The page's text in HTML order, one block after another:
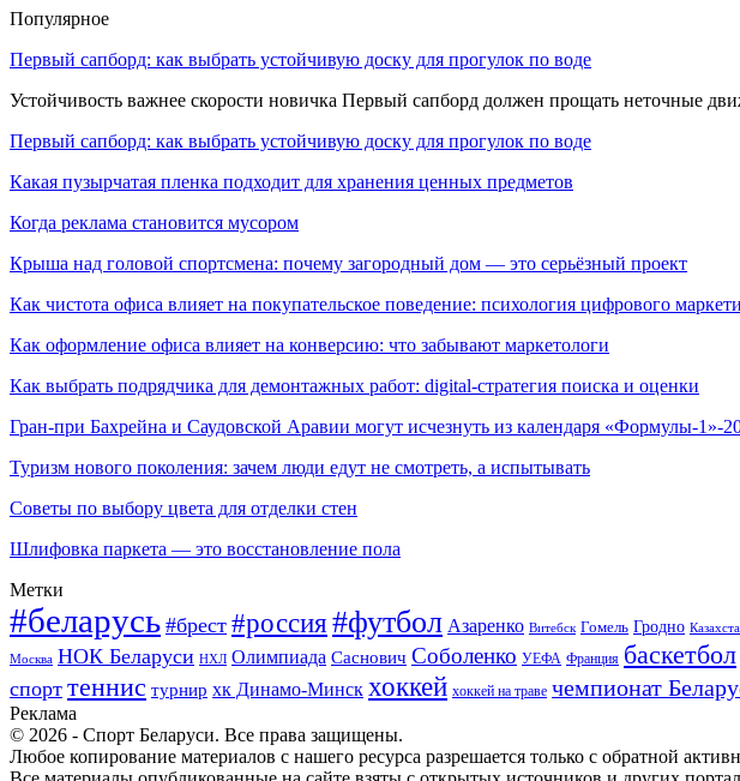
Популярное
Первый сапборд: как выбрать устойчивую доску для прогулок по воде
Устойчивость важнее скорости новичка Первый сапборд должен прощать неточные
Первый сапборд: как выбрать устойчивую доску для прогулок по воде
Какая пузырчатая пленка подходит для хранения ценных предметов
Когда реклама становится мусором
Крыша над головой спортсмена: почему загородный дом — это серьёзный проект
Как чистота офиса влияет на покупательское поведение: психология цифрового
Как оформление офиса влияет на конверсию: что забывают маркетологи
Как выбрать подрядчика для демонтажных работ: digital-стратегия поиска и оценки
Гран-при Бахрейна и Саудовской Аравии могут исчезнуть из календаря «Формулы-1»-
Туризм нового поколения: зачем люди едут не смотреть, а испытывать
Советы по выбору цвета для отделки стен
Шлифовка паркета — это восстановление пола
Метки
#беларусь #брест #россия#футбол Азаренко Витебск Гомель Гродно
Москва НОК Беларуси НХЛ Олимпиада Саснович Соболенко УЕФА Франция баскетбол
спорт теннис турнир хк Динамо-Минск хоккей хоккей на траве чемпионат
Реклама
© 2026 - Спорт Беларуси. Все права защищены.
Любое копирование материалов с нашего ресурса разрешается только с обратной